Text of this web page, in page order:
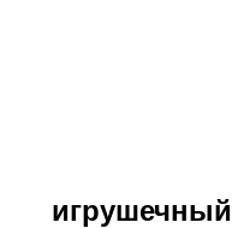
игрушечный